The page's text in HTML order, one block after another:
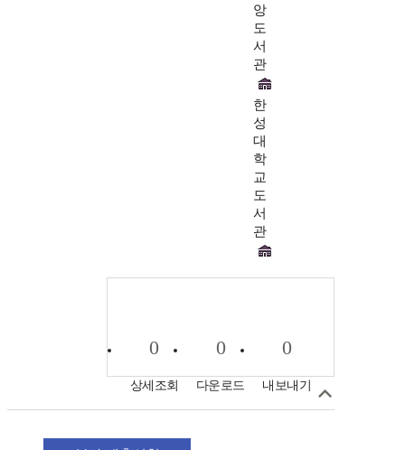
앙
도
서
관
한
성
대
학
교
도
서
관
0
상세조회
0
다운로드
0
내보내기